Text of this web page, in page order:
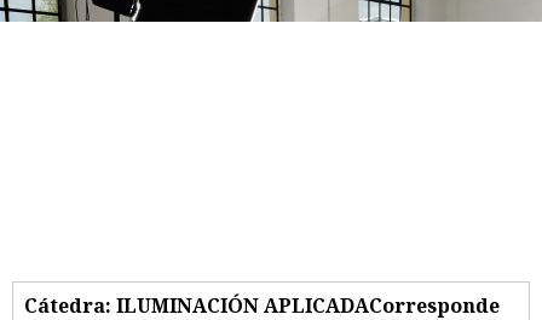
Cátedra: ILUMINACIÓN APLICADACorresponde